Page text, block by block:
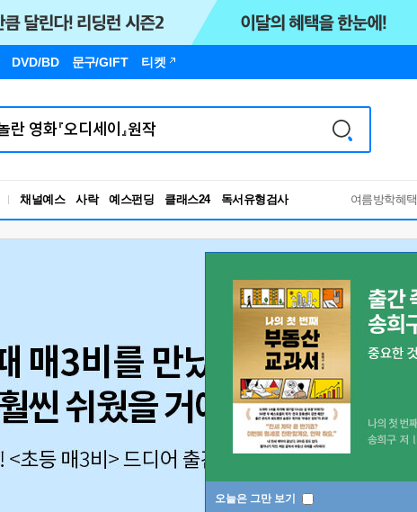
DVD/BD 문구/GIFT 티켓
채널예스 사락 예스펀딩 클래스24
RBTI Lab
여름방학혜택
오늘은 그만 보기